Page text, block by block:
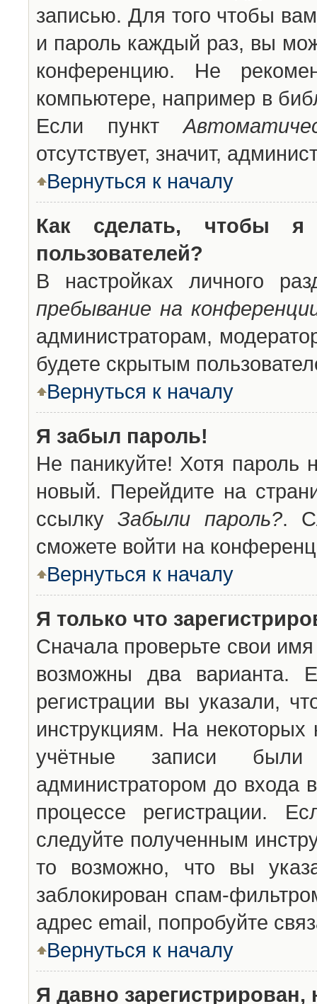
записью. Для того чтобы
и пароль каждый раз, вы
конференцию. Не
компьютере, например в
Если пункт
отсутствует, значит,
Вернуться к началу
Как сделать, чтобы
пользователей?
В настройках личного
пребывание на
администраторам,
будете скрытым
Вернуться к началу
Я забыл пароль!
Не паникуйте! Хотя пароль
новый. Перейдите на
ссылкуЗабыли пароль?.
сможете войти на
Вернуться к началу
Я только что
Сначала проверьте свои
возможны два варианта.
регистрации вы указали,
инструкциям. На
учётные записи были
администратором до входа
процессе регистрации.
следуйте полученным
то возможно, что вы
заблокирован спам-
адрес email, попробуйте
Вернуться к началу
Я давно